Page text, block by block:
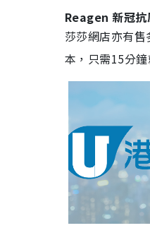
Reagen 新冠抗
莎莎網店亦有
本，只需15分